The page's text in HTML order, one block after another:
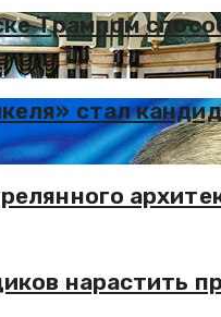
Трампом
стал
нарастить